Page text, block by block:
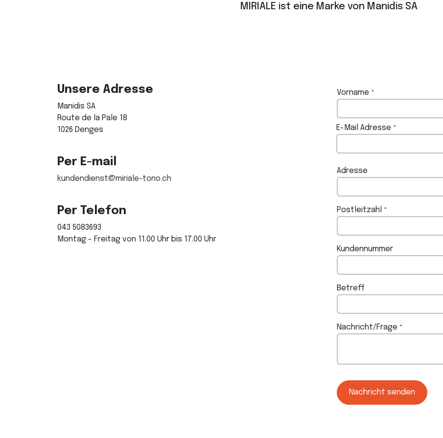
MIRIALE ist eine Marke von Manidis SA
Unsere Adresse​
Manidis SA
Route de la Pale 18
1026 Denges
Per E-mail
kundendienst@miriale-tono.ch
Per Telefon
043 5083693
Montag - Freitag von 11.00 Uhr bis 17.00 Uhr
Vorname *
E-Mail Adresse *
Adresse
Postleitzahl *
Kundennummer
Betreff
Nachricht/Frage *
Nachricht senden